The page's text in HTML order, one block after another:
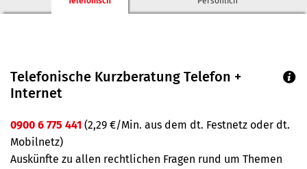
Telefonische Kurzberatung Telefon +
Internet
0900 6 775 441 (2,29 €/Min. aus dem dt. Festnetz oder dt.
Mobilnetz)
Auskünfte zu allen rechtlichen Fragen rund um Themen